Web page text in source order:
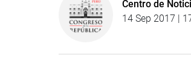
Centro de
14 Sep 2017 |